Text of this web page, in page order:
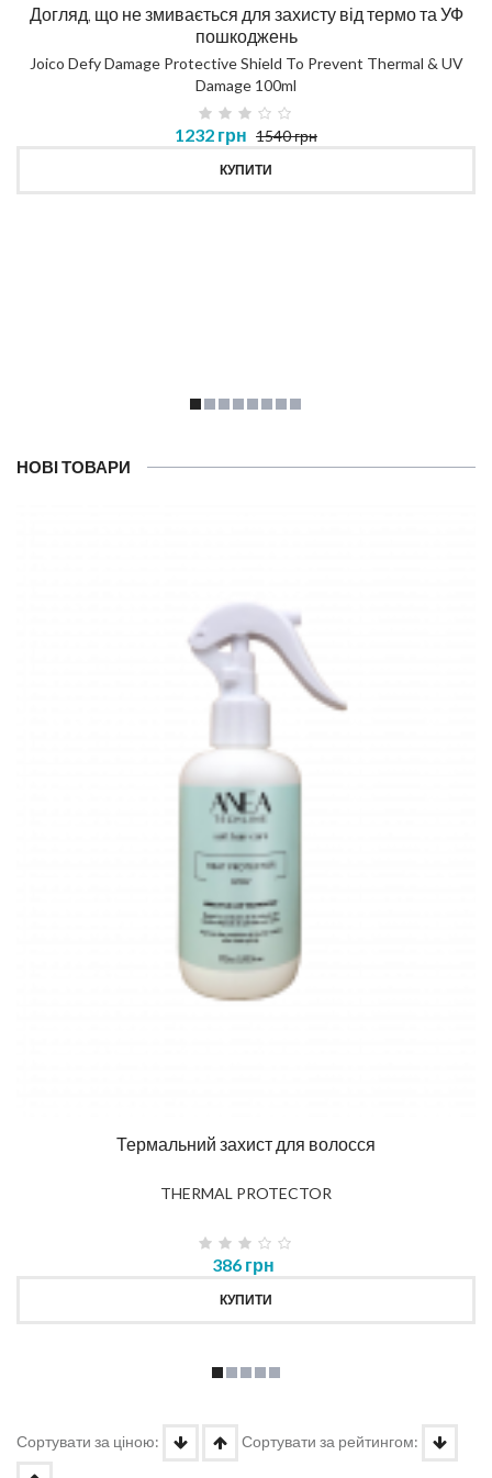
Догляд, що не змивається для захисту від термо та УФ
пошкоджень
Joico Defy Damage Protective Shield To Prevent Thermal & UV
Damage 100ml
1232 грн 1540 грн
КУПИТИ
НОВІ ТОВАРИ
Термальний захист для волосся
THERMAL PROTECTOR
386 грн
КУПИТИ
Сортувати за ціною: Сортувати за рейтингом: